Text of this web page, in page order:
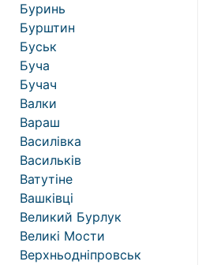
Буринь
Бурштин
Буськ
Буча
Бучач
Валки
Вараш
Василівка
Васильків
Ватутіне
Вашківці
Великий Бурлук
Великі Мости
Верхньодніпровськ